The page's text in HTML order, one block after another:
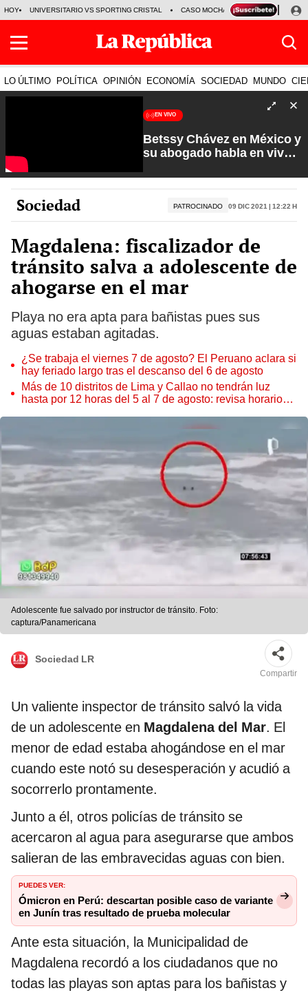
HOY UNIVERSITARIO VS SPORTING CRISTAL CASO MOCHASUELDOS
LO ÚLTIMO POLÍTICA OPINIÓN ECONOMÍA SOCIEDAD MUNDO
EN VIVO
Betssy Chávez en México y
su abogado habla en vivo |
Carlos Cornejo
Sociedad PATROCINADO 09 Dic 2021 | 12:22 h
Magdalena: fiscalizador de
tránsito salva a adolescente de
ahogarse en el mar
Playa no era apta para bañistas pues sus
aguas estaban agitadas.
¿Se trabaja el viernes 7 de agosto? El Peruano aclara si
hay feriado largo tras el descanso del 6 de agosto
Más de 10 distritos de Lima y Callao no tendrán luz
hasta por 12 horas del 5 al 7 de agosto: revisa horarios y
Adolescente fue salvado por instructor de tránsito. Foto:
captura/Panamericana
Sociedad LR
Compartir
Un valiente inspector de tránsito salvó la vida
de un adolescente en Magdalena del Mar. El
menor de edad estaba ahogándose en el mar
cuando este notó su desesperación y acudió a
socorrerlo prontamente.
Junto a él, otros policías de tránsito se
acercaron al agua para asegurarse que ambos
salieran de las embravecidas aguas con bien.
PUEDES VER:
Ómicron en Perú: descartan posible caso de variante
en Junín tras resultado de prueba molecular
Ante esta situación, la Municipalidad de
Magdalena recordó a los ciudadanos que no
todas las playas son aptas para los bañistas y